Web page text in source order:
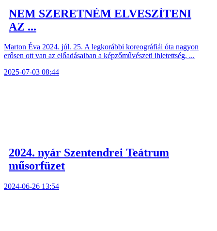
NEM SZERETNÉM ELVESZÍTENI
AZ ...
Marton Éva 2024. júl. 25. A legkorábbi koreográfiái óta nagyon
erősen ott van az előadásaiban a képzőművészeti ihletettség, ...
2025-07-03 08:44
2024. nyár Szentendrei Teátrum
műsorfüzet
2024-06-26 13:54